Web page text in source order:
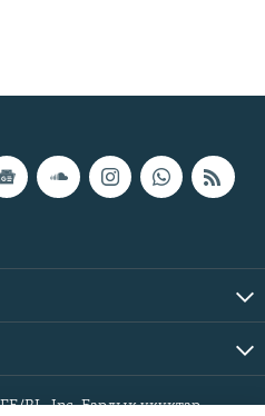
RL, Inc. Бардык укуктар